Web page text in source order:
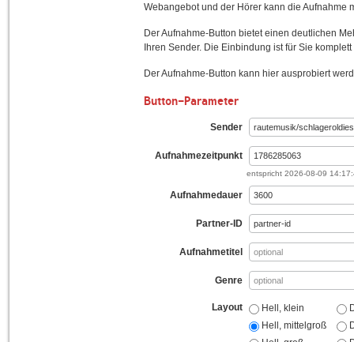
Webangebot und der Hörer kann die Aufnahme
Der Aufnahme-Button bietet einen deutlichen
Ihren Sender. Die Einbindung ist für Sie
Der Aufnahme-Button kann hier ausprobiert
Button-Parameter
Sender
Aufnahmezeitpunkt
entspricht 2026-08-09
Aufnahmedauer
Partner-ID
Aufnahmetitel
Genre
Layout
Hell, klein
Hell, mittelgroß